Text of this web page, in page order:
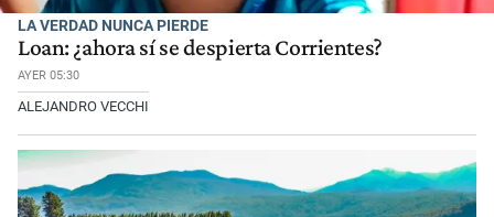
LA VERDAD NUNCA PIERDE
Loan: ¿ahora sí se despierta Corrientes?
AYER 05:30
ALEJANDRO VECCHI